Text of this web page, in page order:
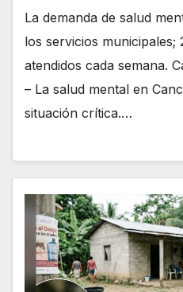
La demanda de salud
los servicios municipales;
atendidos cada semana.
– La salud mental en
situación crítica.…